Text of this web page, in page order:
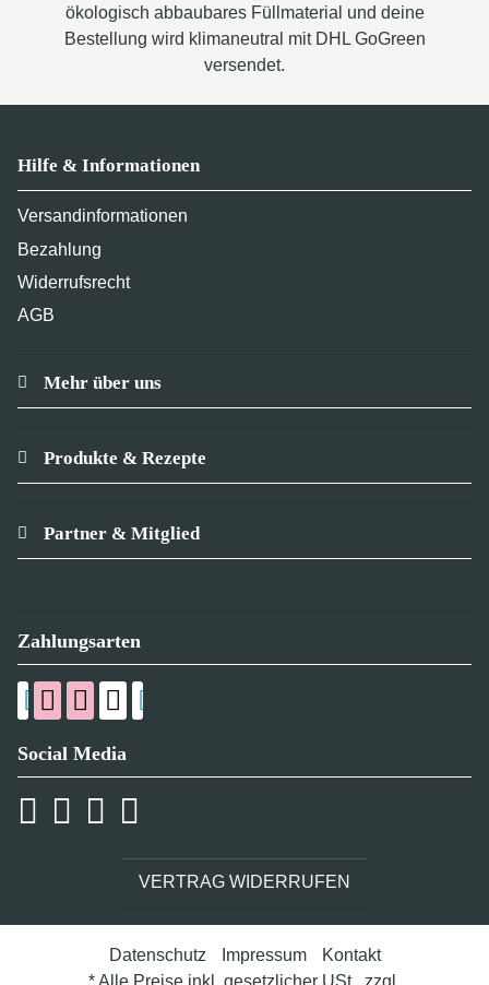
ökologisch abbaubares Füllmaterial und deine
Bestellung wird klimaneutral mit DHL GoGreen
versendet.
Hilfe & Informationen
Versandinformationen
Bezahlung
Widerrufsrecht
AGB
Mehr über uns
Produkte & Rezepte
Partner & Mitglied
Zahlungsarten
Social Media
VERTRAG WIDERRUFEN
Datenschutz Impressum
Kontakt
* Alle Preise inkl. gesetzlicher USt., zzgl.